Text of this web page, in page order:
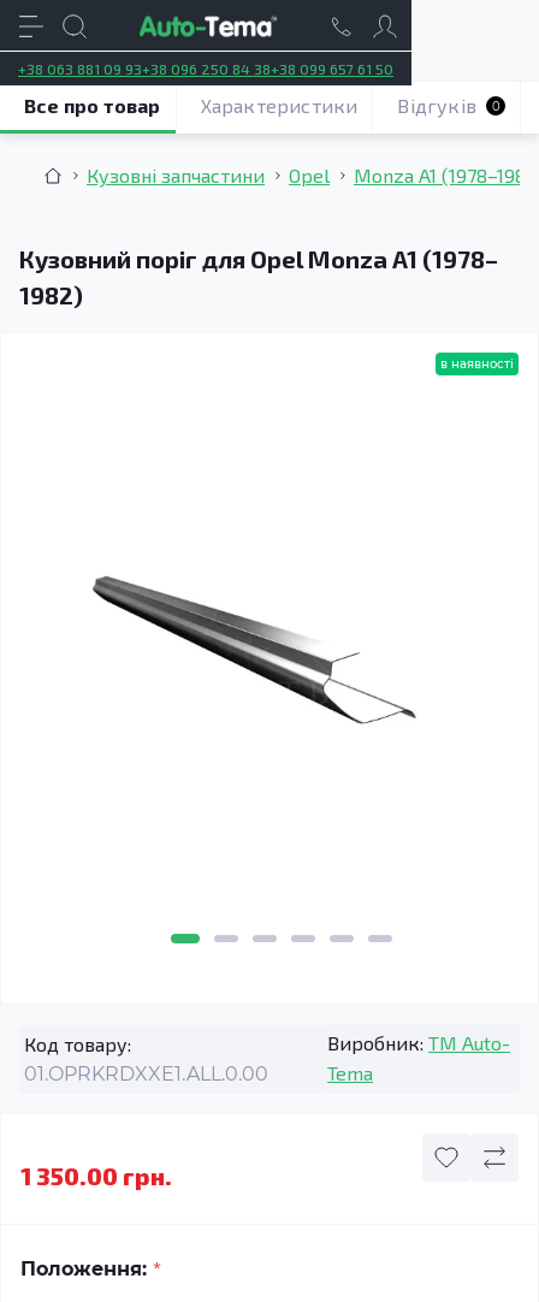
+38 063 881 09 93+38 096 250 84 38+38 099 657 61 50
Кузовні запчастини Opel Monza A1
Кузовний поріг для Opel Monza A1 (1978–
1982)
Все про товар Характеристики Відгуків 0
в наявності
Код товару:
01.OPRKRDXXE1.ALL.0.00
Виробник: TM Auto-
Tema
1 350.00 грн.
Положення: *